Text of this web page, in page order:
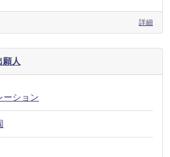
詳細
願人
ーション